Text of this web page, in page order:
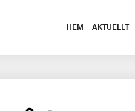
HEM AKTUELLT